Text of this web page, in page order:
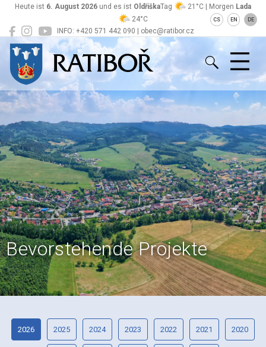
INFO: +420 571 442 090 | obec@ratibor.cz
Heute ist 6. August 2026 und es ist OldřiškaTag 21°C | Morgen Lada
24°C
CS EN DE
Ratiboř
Bevorstehende Projekte
2026 2025 2024 2023 2022 2021 2020